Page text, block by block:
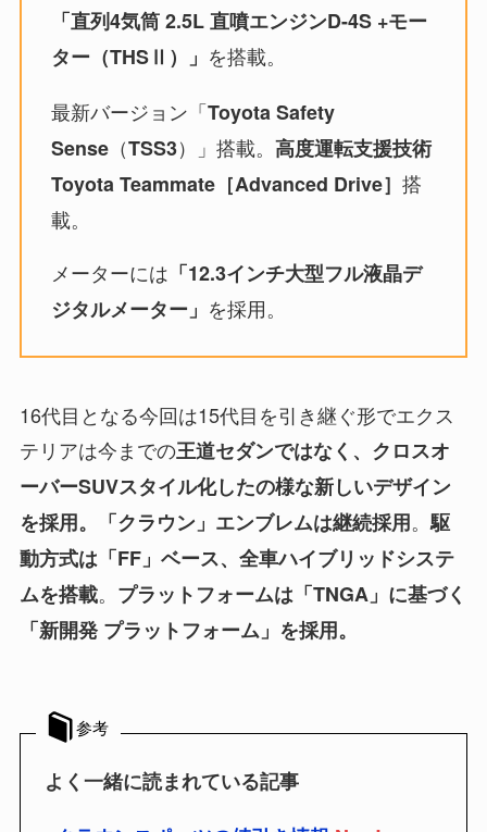
「直列4気筒 2.5L 直噴エンジンD-4S +モー
ター（THSⅡ）」 を搭載。
最新バージョン「Toyota Safety
Sense（TSS3）」搭載。 高度運転支援技術
Toyota Teammate［Advanced Drive］ 搭
載。
メーターには 「12.3インチ大型フル液晶デ
ジタルメーター」 を採用。
16代目となる今回は15代目を引き継ぐ形でエクス
テリアは今までの王道セダンではなく、クロスオ
ーバーSUVスタイル化したの様な新しいデザイン
を採用。「クラウン」エンブレムは継続採用。駆
動方式は「FF」ベース、全車ハイブリッドシステ
ムを搭載。 プラットフォームは「TNGA」に基づく
「新開発 プラットフォーム」を採用。
参考
よく一緒に読まれている記事